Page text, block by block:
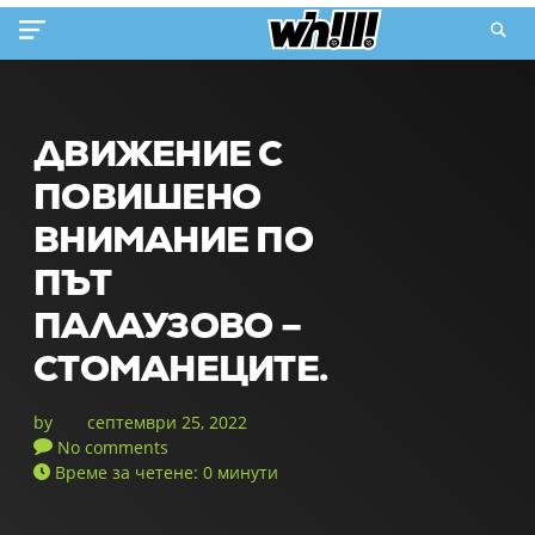
ДВИЖЕНИЕ С
ПОВИШЕНО
ВНИМАНИЕ ПО
ПЪТ
ПАЛАУЗОВО –
СТОМАНЕЦИТЕ.
by
септември 25, 2022
No comments
Време за четене: 0 минути